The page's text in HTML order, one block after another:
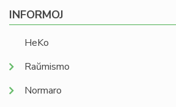
INFORMOJ
HeKo
Raŭmismo
Normaro